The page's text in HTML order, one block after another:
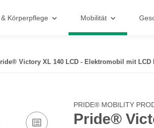
Körperpflege Mobilität
Victory XL 140 LCD - Elektromobil mit LCD
PRIDE® MOBILITY
Pride®